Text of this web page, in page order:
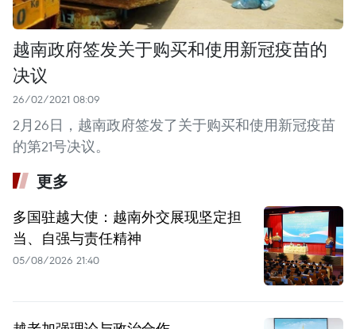
越南政府签发关于购买和使用新冠疫苗的
决议
26/02/2021 08:09
2月26日，越南政府签发了关于购买和使用新冠疫苗
的第21号决议。
更多
多国驻越大使：越南外交展现坚定担
当、自强与责任精神
05/08/2026 21:40